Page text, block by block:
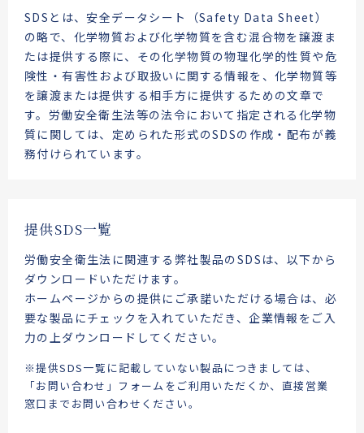
SDSとは、安全データシート（Safety Data Sheet）
の略で、化学物質および化学物質を含む混合物を譲渡ま
たは提供する際に、その化学物質の物理化学的性質や危
険性・有害性および取扱いに関する情報を、化学物質等
を譲渡または提供する相手方に提供するための文章で
す。労働安全衛生法等の法令において指定される化学物
質に関しては、定められた形式のSDSの作成・配布が義
務付けられています。
提供SDS一覧
労働安全衛生法に関連する弊社製品のSDSは、以下から
ダウンロードいただけます。
ホームページからの提供にご承諾いただける場合は、必
要な製品にチェックを入れていただき、企業情報をご入
力の上ダウンロードしてください。
※提供SDS一覧に記載していない製品につきましては、
「お問い合わせ」フォームをご利用いただくか、直接営業
窓口までお問い合わせください。